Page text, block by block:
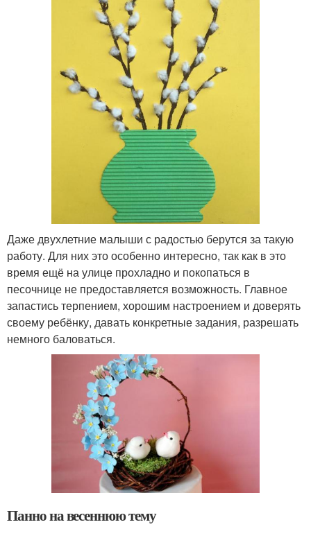
Даже двухлетние малыши с радостью берутся за такую
работу. Для них это особенно интересно, так как в это
время ещё на улице прохладно и покопаться в
песочнице не предоставляется возможность. Главное
запастись терпением, хорошим настроением и доверять
своему ребёнку, давать конкретные задания, разрешать
немного баловаться.
Панно на весеннюю тему